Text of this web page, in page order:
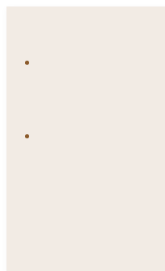
indhold